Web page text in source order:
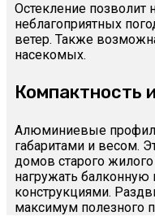
Остекление позволит
неблагоприятных
ветер. Также
насекомых.
Компактность
Алюминиевые
габаритами и весом.
домов старого
нагружать
конструкциями.
максимум полезного